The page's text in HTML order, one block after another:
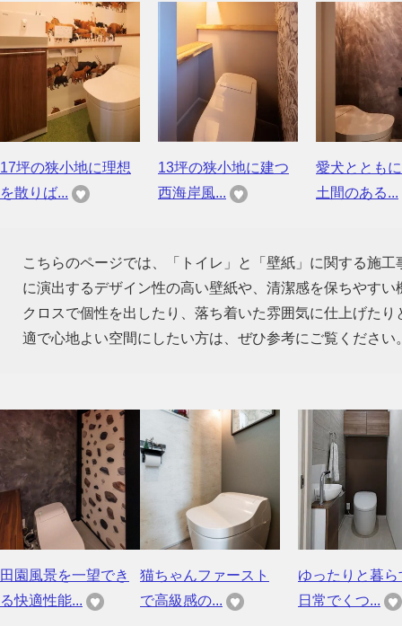
17坪の狭小地に理想
を散りば...
13坪の狭小地に建つ
西海岸風...
愛犬ととも
土間のある...
こちらのページでは、「トイレ」と「壁紙」に関する施
に演出するデザイン性の高い壁紙や、清潔感を保ちやす
クロスで個性を出したり、落ち着いた雰囲気に仕上げた
適で心地よい空間にしたい方は、ぜひ参考にご覧ください
田園風景を一望でき
る快適性能...
猫ちゃんファースト
で高級感の...
ゆったりと暮
日常でくつ...